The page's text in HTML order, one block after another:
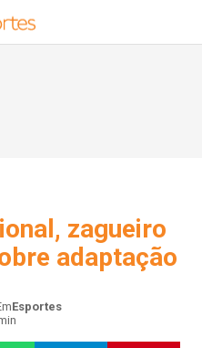
zagueiro
adaptação
Esportes